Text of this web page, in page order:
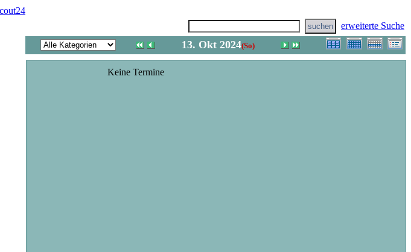
erweiterte Suche
13. Okt 2024(So)
Keine Termine